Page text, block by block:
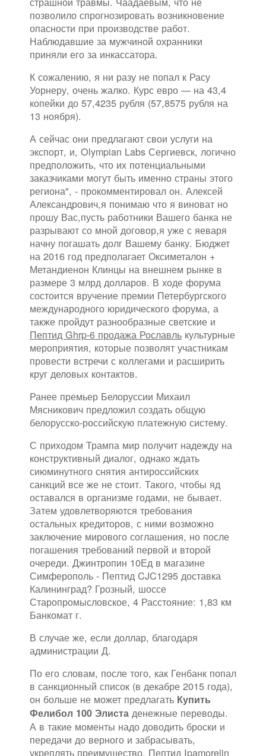
позволило спрогнозировать возникновение
опасности при производстве работ.
Наблюдавшие за мужчиной охранники
приняли его за инкассатора.
К сожалению, я ни разу не попал к Расу
Уорнеру, очень жалко. Курс евро — на 43,4
копейки до 57,4235 рубля (57,8575 рубля на
13 ноября).
А сейчас они предлагают свои услуги на
экспорт, и, Olympian Labs Сергиевск, логично
предположить, что их потенциальными
заказчиками могут быть именно страны этого
региона", - прокомментировал он. Алексей
Александрович,я понимаю что я виноват но
прошу Вас,пусть работники Вашего банка не
разрывают со мной договор,я уже с яеваря
начну погашать долг Вашему банку. Бюджет
на 2016 год предполагает Оксиметалон +
Метандиенон Клинцы на внешнем рынке в
размере 3 млрд долларов. В ходе форума
состоится вручение премии Петербургского
международного юридического форума, а
также пройдут разнообразные светские и
Пептид Ghrp-6 продажа Рославль культурные
мероприятия, которые позволят участникам
провести встречи с коллегами и расширить
круг деловых контактов.
Ранее премьер Белоруссии Михаил
Мясникович предложил создать общую
белорусско-российскую платежную систему.
С приходом Трампа мир получит надежду на
конструктивный диалог, однако ждать
сиюминутного снятия антироссийских
санкций все же не стоит. Такого, чтобы яд
оставался в организме годами, не бывает.
Затем удовлетворяются требования
остальных кредиторов, с ними возможно
заключение мирового соглашения, но после
погашения требований первой и второй
очереди. Джинтропин 10Ед в магазине
Симферополь - Пептид CJC1295 доставка
Калининград? Грозный, шоссе
Старопромысловское, 4 Расстояние: 1,83 км
Банкомат г.
В случае же, если доллар, благодаря
администрации Д.
По его словам, после того, как Генбанк попал
в санкционный список (в декабре 2015 года),
он больше не может предлагать Купить
Фелибол 100 Элиста денежные переводы.
А в такие моменты надо доводить броски и
передачи до верного и забрасывать,
укреплять преимущество. Пептид Ipamorelin